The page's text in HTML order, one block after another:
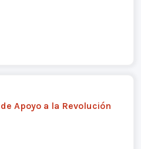
Apoyo a la Revolución